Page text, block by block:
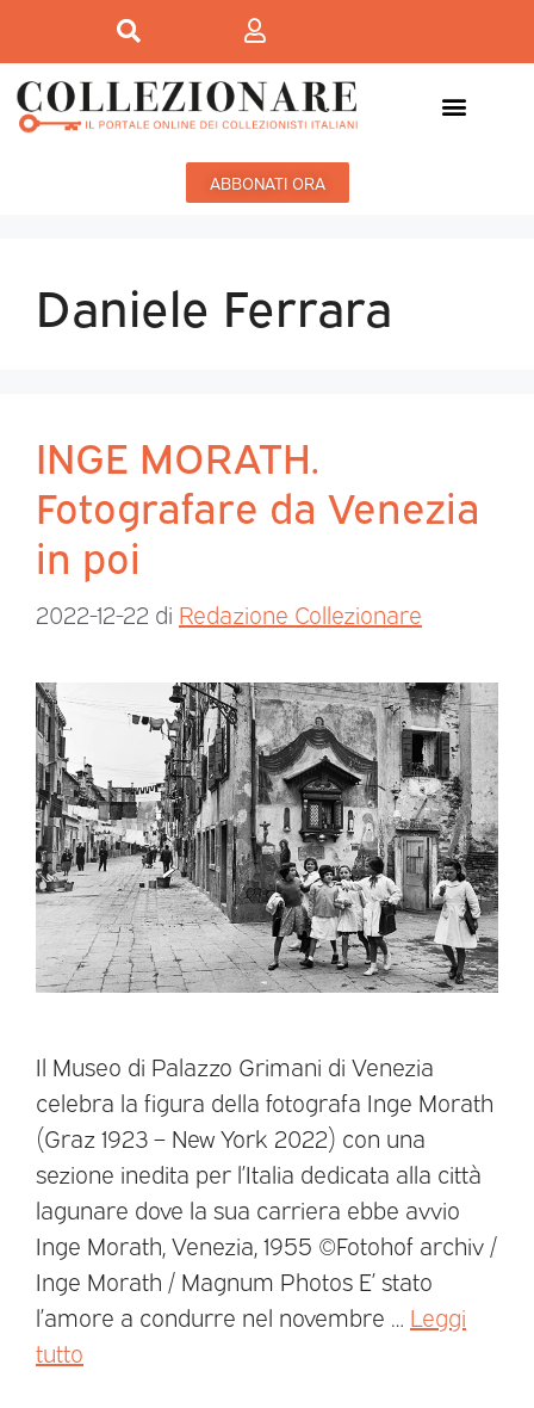
ABBONATI ORA
Daniele Ferrara
INGE MORATH.
Fotografare da Venezia
in poi
2022-12-22 di Redazione Collezionare
Il Museo di Palazzo Grimani di Venezia
celebra la figura della fotografa Inge Morath
(Graz 1923 – New York 2022) con una
sezione inedita per l’Italia dedicata alla città
lagunare dove la sua carriera ebbe avvio
Inge Morath, Venezia, 1955 ©Fotohof archiv /
Inge Morath / Magnum Photos E’ stato
l’amore a condurre nel novembre … Leggi
tutto